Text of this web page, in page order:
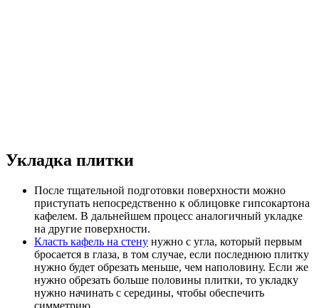
Укладка плитки
После тщательной подготовки поверхности можно
приступать непосредственно к облицовке гипсокартона
кафелем. В дальнейшем процесс аналогичный укладке
на другие поверхности.
Класть кафель на стену нужно с угла, который первым
бросается в глаза, в том случае, если последнюю плитку
нужно будет обрезать меньше, чем наполовину. Если же
нужно обрезать больше половины плитки, то укладку
нужно начинать с середины, чтобы обеспечить
симметрию.